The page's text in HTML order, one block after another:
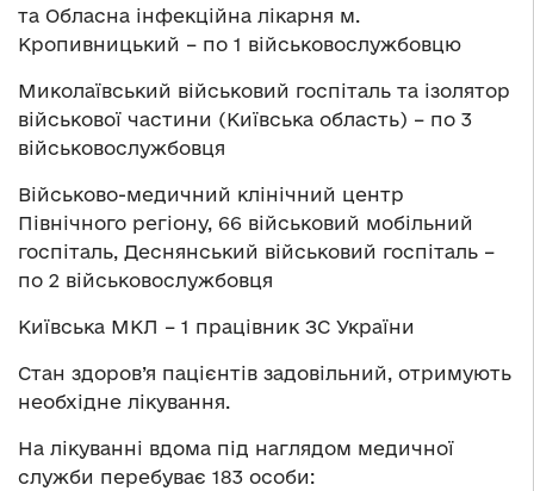
та Обласна інфекційна лікарня м.
Кропивницький – по 1 військовослужбовцю
Миколаївський військовий госпіталь та ізолятор
військової частини (Київська область) – по 3
військовослужбовця
Військово-медичний клінічний центр
Північного регіону, 66 військовий мобільний
госпіталь, Деснянський військовий госпіталь –
по 2 військовослужбовця
Київська МКЛ – 1 працівник ЗС України
Стан здоров’я пацієнтів задовільний, отримують
необхідне лікування.
На лікуванні вдома під наглядом медичної
служби перебуває 183 особи: